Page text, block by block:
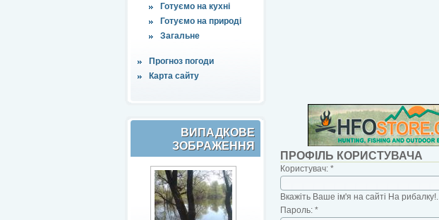
Готуємо на кухні
Готуємо на природі
Загальне
Прогноз погоди
Карта сайту
ВИПАДКОВЕ
ЗОБРАЖЕННЯ
ПРОФІЛЬ КОРИСТУВАЧА
Користувач: *
Вкажіть Ваше ім'я на сайті На рибалку!.
Пароль: *